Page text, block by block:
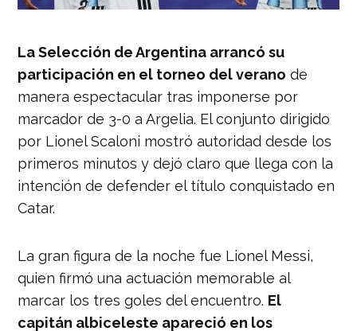
La Selección de Argentina arrancó su
participación en el torneo del verano de
manera espectacular tras imponerse por
marcador de 3-0 a Argelia. El conjunto dirigido
por Lionel Scaloni mostró autoridad desde los
primeros minutos y dejó claro que llega con la
intención de defender el título conquistado en
Catar.
La gran figura de la noche fue Lionel Messi,
quien firmó una actuación memorable al
marcar los tres goles del encuentro. El
capitán albiceleste apareció en los